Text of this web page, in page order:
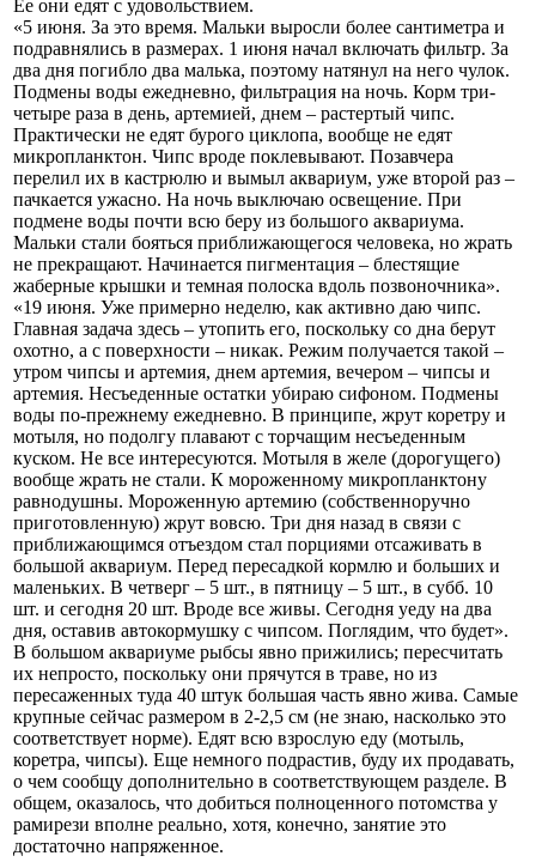
Ее они едят с удовольствием.
«5 июня. За это время. Мальки выросли более сантиметра и
подравнялись в размерах. 1 июня начал включать фильтр. За
два дня погибло два малька, поэтому натянул на него чулок.
Подмены воды ежедневно, фильтрация на ночь. Корм три-
четыре раза в день, артемией, днем – растертый чипс.
Практически не едят бурого циклопа, вообще не едят
микропланктон. Чипс вроде поклевывают. Позавчера
перелил их в кастрюлю и вымыл аквариум, уже второй раз –
пачкается ужасно. На ночь выключаю освещение. При
подмене воды почти всю беру из большого аквариума.
Мальки стали бояться приближающегося человека, но жрать
не прекращают. Начинается пигментация – блестящие
жаберные крышки и темная полоска вдоль позвоночника».
«19 июня. Уже примерно неделю, как активно даю чипс.
Главная задача здесь – утопить его, поскольку со дна берут
охотно, а с поверхности – никак. Режим получается такой –
утром чипсы и артемия, днем артемия, вечером – чипсы и
артемия. Несъеденные остатки убираю сифоном. Подмены
воды по-прежнему ежедневно. В принципе, жрут коретру и
мотыля, но подолгу плавают с торчащим несъеденным
куском. Не все интересуются. Мотыля в желе (дорогущего)
вообще жрать не стали. К мороженному микропланктону
равнодушны. Мороженную артемию (собственноручно
приготовленную) жрут вовсю. Три дня назад в связи с
приближающимся отъездом стал порциями отсаживать в
большой аквариум. Перед пересадкой кормлю и больших и
маленьких. В четверг – 5 шт., в пятницу – 5 шт., в субб. 10
шт. и сегодня 20 шт. Вроде все живы. Сегодня уеду на два
дня, оставив автокормушку с чипсом. Поглядим, что будет».
В большом аквариуме рыбсы явно прижились; пересчитать
их непросто, поскольку они прячутся в траве, но из
пересаженных туда 40 штук большая часть явно жива. Самые
крупные сейчас размером в 2-2,5 см (не знаю, насколько это
соответствует норме). Едят всю взрослую еду (мотыль,
коретра, чипсы). Еще немного подрастив, буду их продавать,
о чем сообщу дополнительно в соответствующем разделе. В
общем, оказалось, что добиться полноценного потомства у
рамирези вполне реально, хотя, конечно, занятие это
достаточно напряженное.